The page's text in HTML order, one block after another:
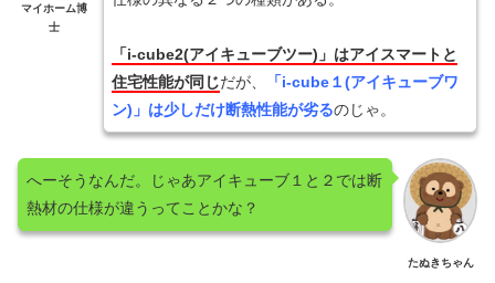
マイホーム博
士
「i-cube2(アイキューブツー)」はアイスマートと
住宅性能が同じだが、
「i-cube１(アイキューブワ
ン)」は少しだけ断熱性能が劣るのじゃ。
たぬきちゃん
へーそうなんだ。じゃあアイキューブ１と２では断
熱材の仕様が違うってことかな？